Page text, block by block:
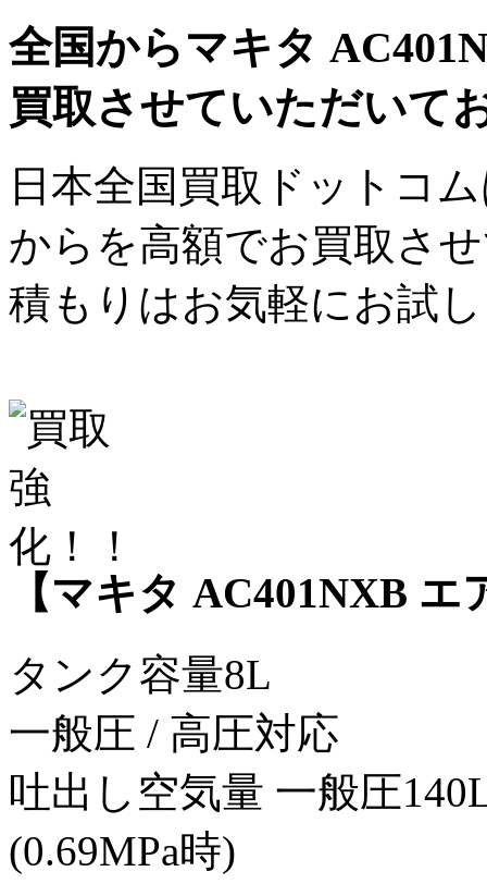
全国からマキタ
買取させていただいて
日本全国買取ドットコ
からを高額でお買取さ
積もりはお気軽にお試
【マキタ AC401NXB
タンク容量8L
一般圧 / 高圧対応
吐出し空気量 一般圧
(0.69MPa時)